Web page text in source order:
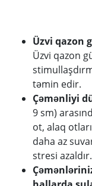
Üzvi qazon
Üzvi qazon
təmin edir.
Çəmənliyi
9 sm)
ot, alaq
daha az
stresi azaldır.